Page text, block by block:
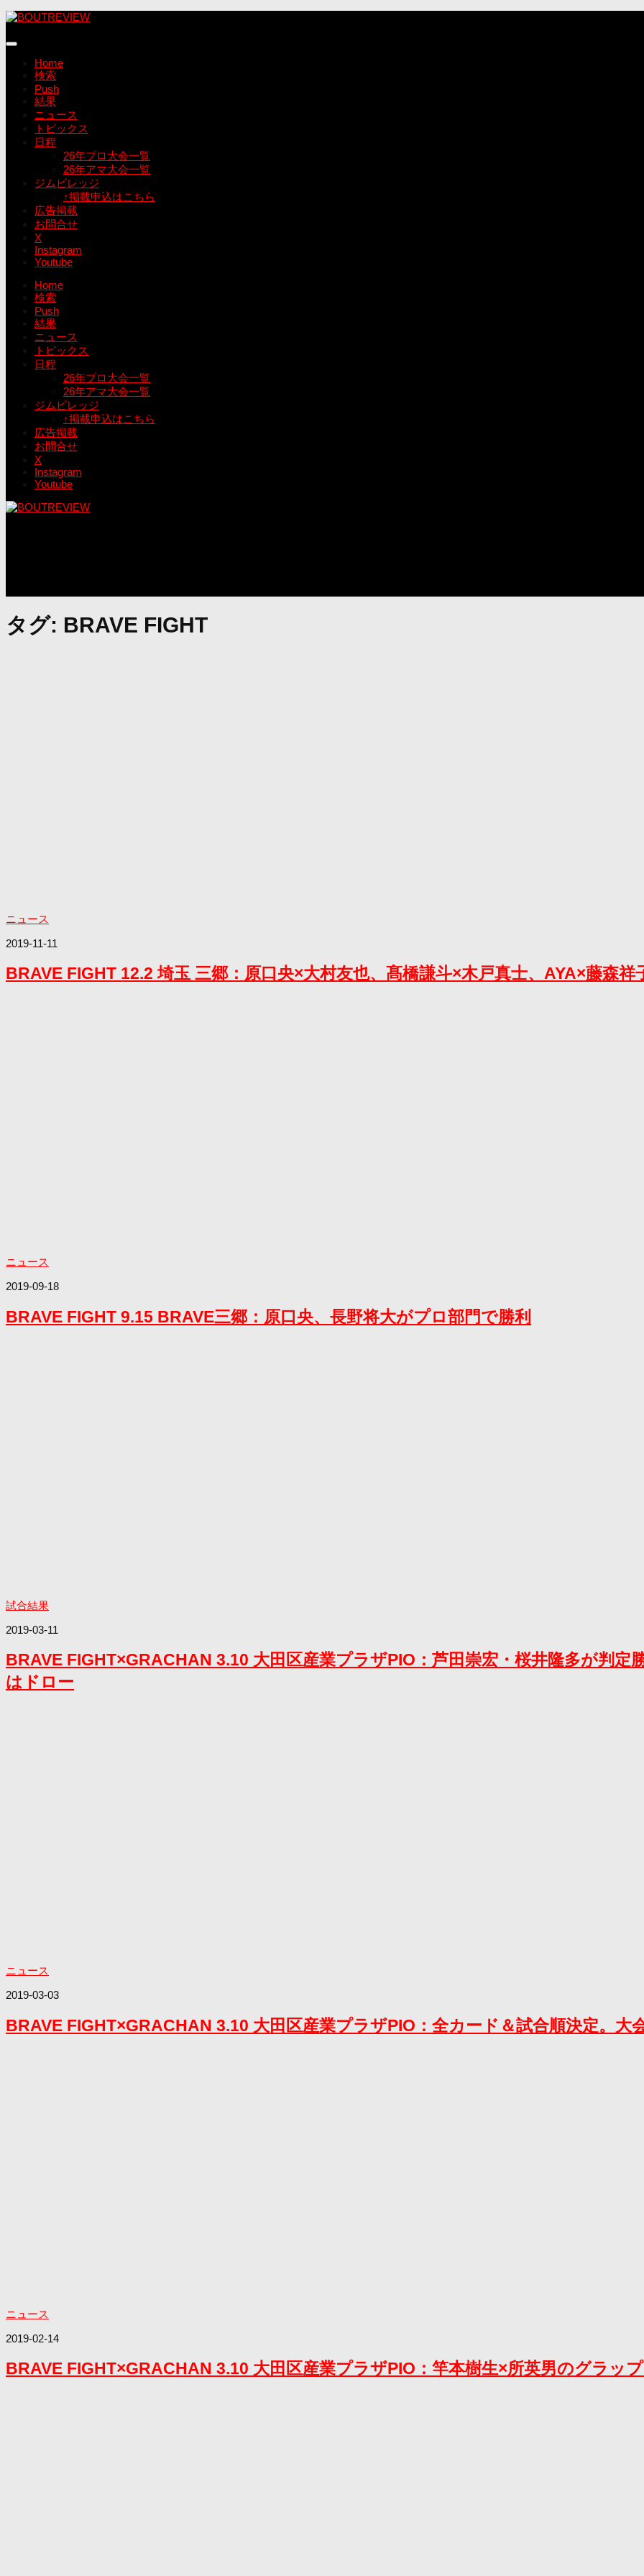
コ
テ
Home
検索
Push
結果
ニュース
トピックス
日程
26年プロ大会一覧
26年アマ大会一覧
ジムビレッジ
↑掲載申込はこちら
広告掲載
お問合せ
X
Instagram
Youtube
Home
検索
Push
結果
ニュース
トピックス
日程
26年プロ大会一覧
26年アマ大会一覧
ジムビレッジ
↑掲載申込はこちら
広告掲載
お問合せ
X
Instagram
Youtube
タグ: BRAVE FIGHT
ニュース
2019-11-11
BRAVE FIGHT 12.2 埼玉 三郷：原口央×大村友也、髙橋謙斗×木戸真士、AYA×藤森祥
ニュース
2019-09-18
BRAVE FIGHT 9.15 BRAVE三郷：原口央、長野将大がプロ部門で勝利
試合結果
2019-03-11
BRAVE FIGHT×GRACHAN 3.10 大田区産業プラザPIO：芦田崇宏・桜井隆多が判
はドロー
ニュース
2019-03-03
BRAVE FIGHT×GRACHAN 3.10 大田区産業プラザPIO：全カード＆試合順決定。大
ニュース
2019-02-14
BRAVE FIGHT×GRACHAN 3.10 大田区産業プラザPIO：竿本樹生×所英男のグラッ